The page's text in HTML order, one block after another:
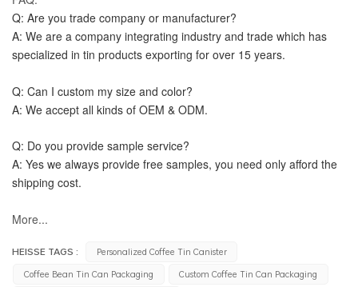
Q: Are you trade company or manufacturer?
A: We are a company integrating industry and trade which has
specialized in tin products exporting for over 15 years.
Q: Can I custom my size and color?
A: We accept all kinds of OEM & ODM.
Q: Do you provide sample service?
A: Yes we always provide free samples, you need only afford the
shipping cost.
More...
HEISSE TAGS :
Personalized Coffee Tin Canister
Coffee Bean Tin Can Packaging
Custom Coffee Tin Can Packaging